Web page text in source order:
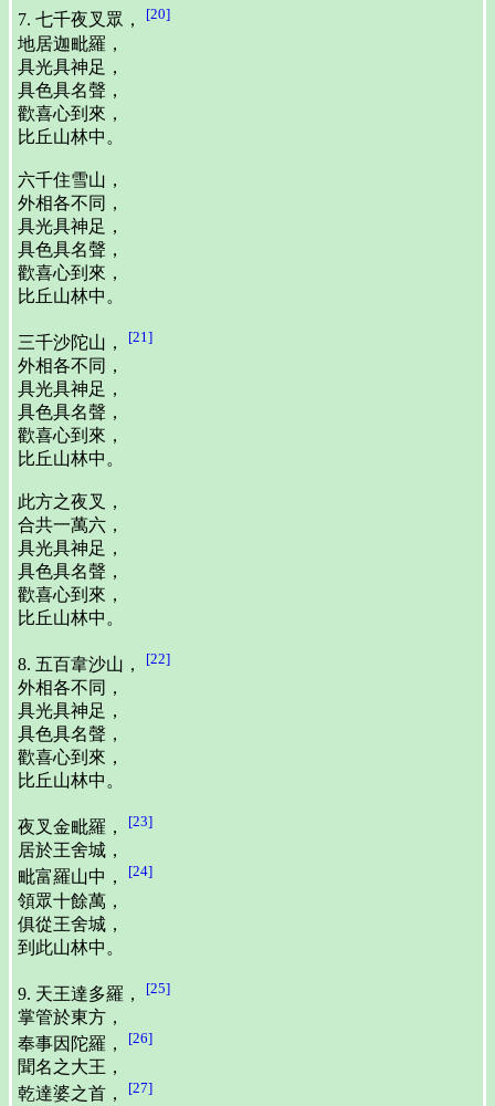
7. 七千夜叉眾， [20]
地居迦毗羅，
具光具神足，
具色具名聲，
歡喜心到來，
比丘山林中。
六千住雪山，
外相各不同，
具光具神足，
具色具名聲，
歡喜心到來，
比丘山林中。
三千沙陀山， [21]
外相各不同，
具光具神足，
具色具名聲，
歡喜心到來，
比丘山林中。
此方之夜叉，
合共一萬六，
具光具神足，
具色具名聲，
歡喜心到來，
比丘山林中。
8. 五百韋沙山， [22]
外相各不同，
具光具神足，
具色具名聲，
歡喜心到來，
比丘山林中。
夜叉金毗羅， [23]
居於王舍城，
毗富羅山中，
[24]
領眾十餘萬，
俱從王舍城，
到此山林中。
9. 天王達多羅， [25]
掌管於東方，
奉事因陀羅，
[26]
聞名之大王，
乾達婆之首，
[27]